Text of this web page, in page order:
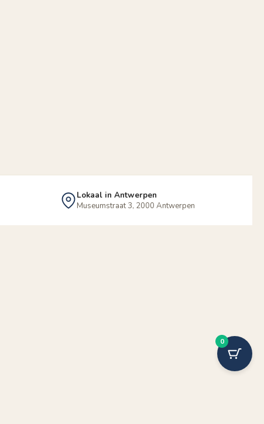
Lokaal in Antwerpen
Museumstraat 3, 2000 Antwerpen
0